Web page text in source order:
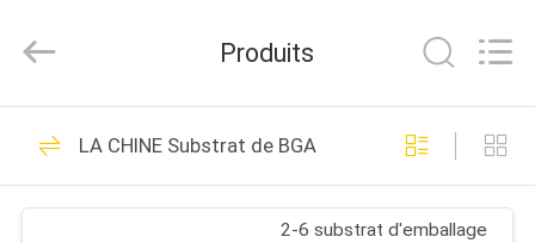
MAISON
PRODUITS
Electronics
Co.,Ltd..
Reserved.
Substrat de BGA
25
Produits
LA CHINE Substrat de BGA
2-6 substrat d'emballage